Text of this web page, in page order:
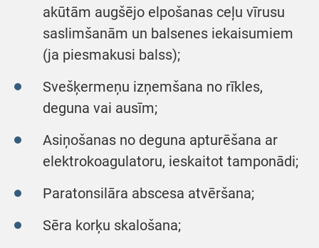
akūtām augšējo elpošanas ceļu vīrusu
saslimšanām un balsenes iekaisumiem
(ja piesmakusi balss);
Svešķermeņu izņemšana no rīkles,
deguna vai ausīm;
Asiņošanas no deguna apturēšana ar
elektrokoagulatoru, ieskaitot tamponādi;
Paratonsilāra abscesa atvēršana;
Sēra korķu skalošana;